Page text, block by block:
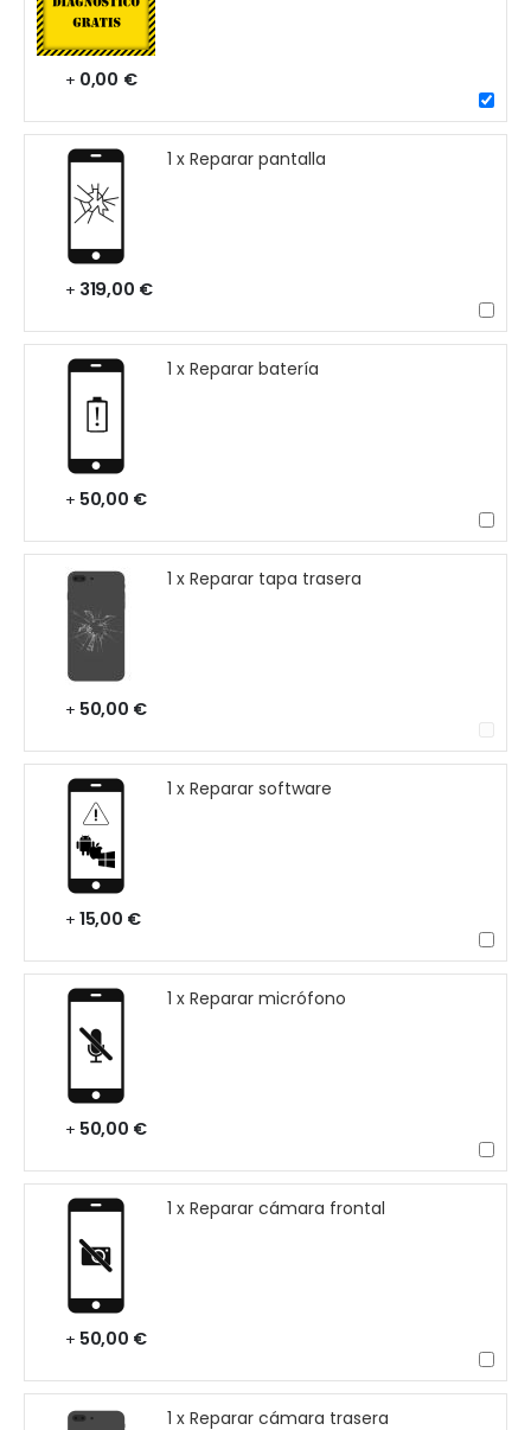
+ 0,00 €
1 x Reparar pantalla
+ 319,00 €
1 x Reparar batería
+ 50,00 €
1 x Reparar tapa trasera
+ 50,00 €
1 x Reparar software
+ 15,00 €
1 x Reparar micrófono
+ 50,00 €
1 x Reparar cámara frontal
+ 50,00 €
1 x Reparar cámara trasera